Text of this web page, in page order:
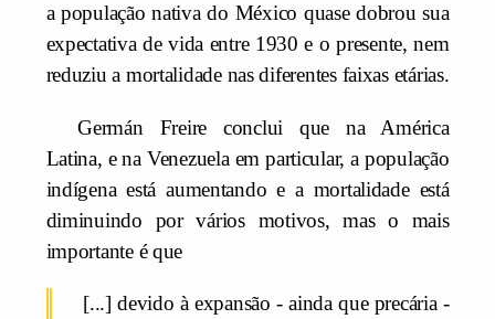
a população nativa do México quase dobrou sua
expectativa de vida entre 1930 e o presente, nem
reduziu a mortalidade nas diferentes faixas etárias.
Germán Freire conclui que na América
Latina, e na Venezuela em particular, a população
indígena está aumentando e a mortalidade está
diminuindo por vários motivos, mas o mais
importante é que
[...] devido à expansão - ainda que precária -